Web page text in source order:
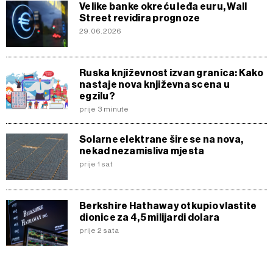
Velike banke okreću leđa euru, Wall
Street revidira prognoze
29.06.2026
Ruska književnost izvan granica: Kako
nastaje nova književna scena u
egzilu?
prije 3 minute
Solarne elektrane šire se na nova,
nekad nezamisliva mjesta
prije 1 sat
Berkshire Hathaway otkupio vlastite
dionice za 4,5 milijardi dolara
prije 2 sata